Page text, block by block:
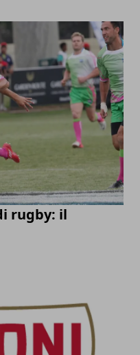
rugby: il